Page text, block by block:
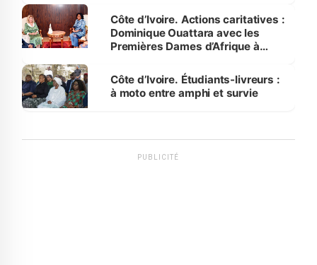
Côte d’Ivoire. Actions caritatives :
Dominique Ouattara avec les
Premières Dames d’Afrique à
Côte d’Ivoire. Étudiants-livreurs :
à moto entre amphi et survie
PUBLICITÉ